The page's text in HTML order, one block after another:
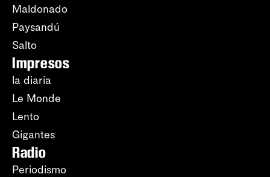
Maldonado
Paysandú
Salto
Impresos
la diaria
Le Monde
Lento
Gigantes
Radio
Periodismo